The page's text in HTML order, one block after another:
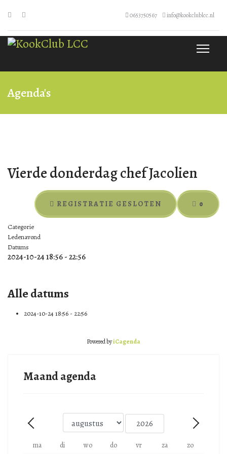
0653750567 info@kookclublcc.nl
Agenda's
Vierde donderdag chef Jacolien
REGISTRATIE GESLOTEN 0
Categorie
Ledenavond
Datums
2024-10-2418:56-22:56
Alle datums
2024-10-2418:56 - 22:56
Powered byiCagenda
Maand agenda
Vorige - Maand
Volgende -
ma di wo do vr za zo